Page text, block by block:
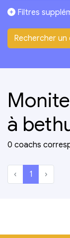
Filtres
à
0 coachs
‹ 1 ›